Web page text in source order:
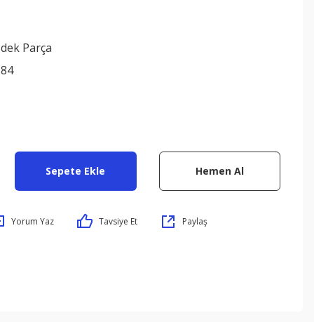
Parça
Sepete Ekle Hemen Al
Yorum Yaz Tavsiye Et Paylaş